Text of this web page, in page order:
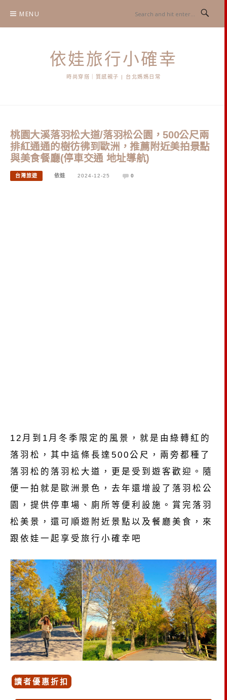
content
MENU
依娃旅行小確幸
時尚穿搭｜質感親子 | 台北媽媽日常
桃園大溪落羽松大道/落羽松公園，500公尺兩
排紅通通的樹彷彿到歐洲，推薦附近美拍景點
與美食餐廳(停車交通 地址導航)
台灣旅遊 依娃 2024-12-25 0
12月到1月冬季限定的風景，就是由綠轉紅的
落羽松，其中這條長達500公尺，兩旁都種了
落羽松的落羽松大道，更是受到遊客歡迎。隨
便一拍就是歐洲景色，去年還增設了落羽松公
園，提供停車場、廁所等便利設施。賞完落羽
松美景，還可順遊附近景點以及餐廳美食，來
跟依娃一起享受旅行小確幸吧
讀者優惠折扣